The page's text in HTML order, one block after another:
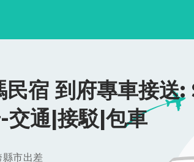
宿 到府專車接送
通|接駁|包車
市出差